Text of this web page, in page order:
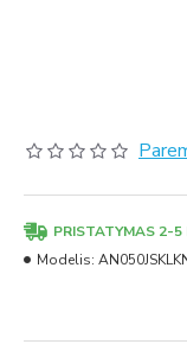
PRISTATYMAS 2-5
Modelis: